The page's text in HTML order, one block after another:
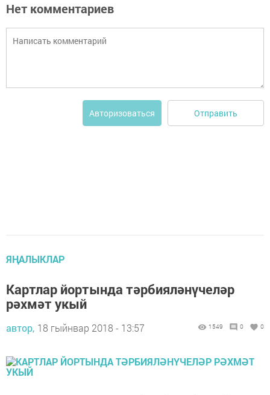
Нет комментариев
Авторизоваться Отправить
ЯҢАЛЫКЛАР
Картлар йортында тәрбияләнүчеләр
рәхмәт укый
автор, 18 гыйнвар 2018 - 13:57 1549 0 0